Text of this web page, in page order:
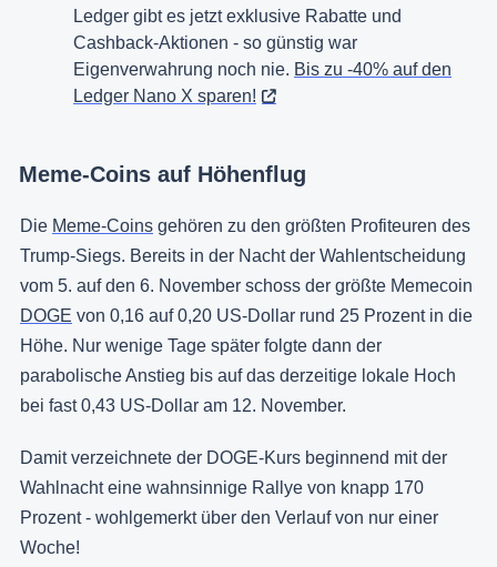
Ledger gibt es jetzt exklusive Rabatte und
Cashback-Aktionen - so günstig war
Eigenverwahrung noch nie. Bis zu -40% auf den
Ledger Nano X sparen!
Meme-Coins auf Höhenflug
Die Meme-Coins gehören zu den größten Profiteuren des
Trump-Siegs. Bereits in der Nacht der Wahlentscheidung
vom 5. auf den 6. November schoss der größte Memecoin
DOGE von 0,16 auf 0,20 US-Dollar rund 25 Prozent in die
Höhe. Nur wenige Tage später folgte dann der
parabolische Anstieg bis auf das derzeitige lokale Hoch
bei fast 0,43 US-Dollar am 12. November.
Damit verzeichnete der DOGE-Kurs beginnend mit der
Wahlnacht eine wahnsinnige Rallye von knapp 170
Prozent - wohlgemerkt über den Verlauf von nur einer
Woche!